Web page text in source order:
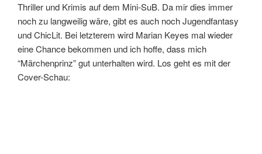
Thriller und Krimis auf dem Mini-SuB. Da mir dies immer
noch zu langweilig wäre, gibt es auch noch Jugendfantasy
und ChicLit. Bei letzterem wird Marian Keyes mal wieder
eine Chance bekommen und ich hoffe, dass mich
“Märchenprinz” gut unterhalten wird. Los geht es mit der
Cover-Schau: